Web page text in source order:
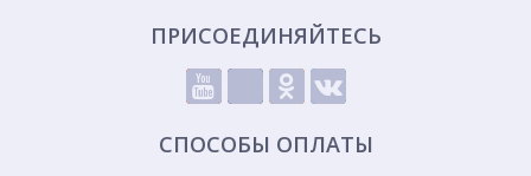
ПРИСОЕДИНЯЙТЕСЬ
СПОСОБЫ ОПЛАТЫ